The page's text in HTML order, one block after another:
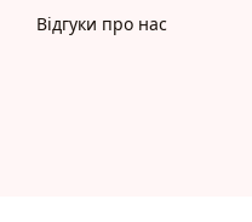
Відгуки про нас